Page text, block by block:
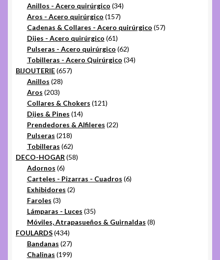
productos
Anillos - Acero quirúrgico 3434
Aros - Acero quirúrgico 157157
productos
Cadenas & Collares - Acero quirúrgico 5757
Dijes - Acero quirúrgico 6161
productos
Pulseras - Acero quirúrgico 6262
productos
Tobilleras - Acero Quirúrgico 3434
BIJOUTERIE 657657
Anillos 2828
Aros 203203
productos
Collares & Chokers 121121
Dijes & Pines 1414
productos
Prendedores & Alfileres 2222
Pulseras 218218
productos
Tobilleras 6262
productos
DECO-HOGAR 5858
Adornos 66
productos
Carteles - Pizarras - Cuadros 66
Exhibidores 22
Faroles 33
productos
Lámparas - Luces 3535
productos
Móviles, Atrapasueños & Guirnaldas 88
FOULARDS 434434
productos
Bandanas 2727
productos
Chalinas 199199